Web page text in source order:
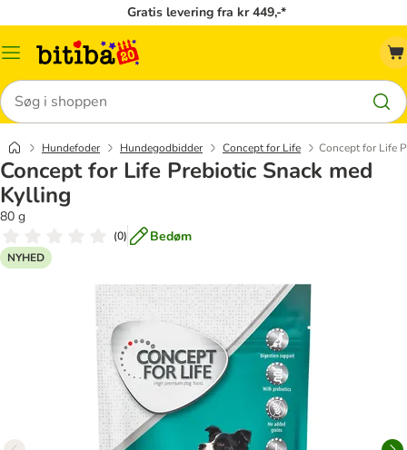
Gratis levering fra kr 449,-*
Menu
Søg
Hundefoder Hundegodbidder Concept for Life Concept for Life
Concept for Life Prebiotic Snack med
Kylling
80 g
(0) Bedøm
NYHED